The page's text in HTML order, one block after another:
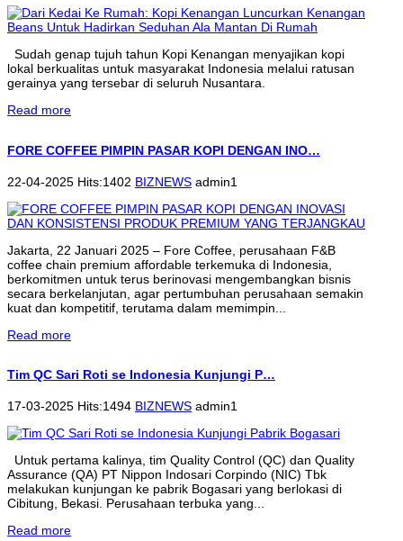
Sudah genap tujuh tahun Kopi Kenangan menyajikan kopi
lokal berkualitas untuk masyarakat Indonesia melalui ratusan
gerainya yang tersebar di seluruh Nusantara.
Read more
FORE COFFEE PIMPIN PASAR KOPI DENGAN INO…
22-04-2025 Hits:1402 BIZNEWS admin1
Jakarta, 22 Januari 2025 – Fore Coffee, perusahaan F&B
coffee chain premium affordable terkemuka di Indonesia,
berkomitmen untuk terus berinovasi mengembangkan bisnis
secara berkelanjutan, agar pertumbuhan perusahaan semakin
kuat dan kompetitif, terutama dalam memimpin...
Read more
Tim QC Sari Roti se Indonesia Kunjungi P…
17-03-2025 Hits:1494 BIZNEWS admin1
Untuk pertama kalinya, tim Quality Control (QC) dan Quality
Assurance (QA) PT Nippon Indosari Corpindo (NIC) Tbk
melakukan kunjungan ke pabrik Bogasari yang berlokasi di
Cibitung, Bekasi. Perusahaan terbuka yang...
Read more